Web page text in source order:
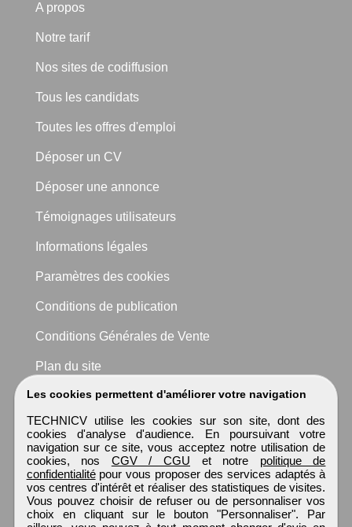
Les cookies permettent d'améliorer votre navigation
TECHNICV utilise les cookies sur son site, dont des
cookies d'analyse d'audience. En poursuivant votre
navigation sur ce site, vous acceptez notre utilisation de
cookies, nos CGV / CGU et notre politique de
confidentialitépour vous proposer des services adaptés à
vos centres d'intérêt et réaliser des statistiques de visites.
Vous pouvez choisir de refuser ou de personnaliser vos
choix en cliquant sur le bouton "Personnaliser". Par
A propos
Notre tarif
Nos sites de codiffusion
Tous les candidats
Toutes les offres d'emploi
Déposer un CV
Déposer une annonce
Témoignages utilisateurs
Informations légales
Paramètres des cookies
Conditions de publication
Conditions Générales de Vente
Plan du site